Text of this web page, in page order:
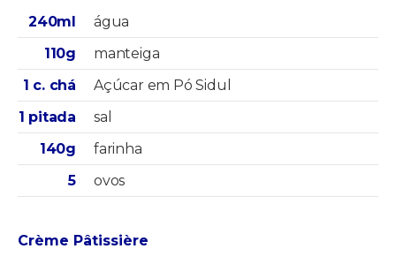
240ml
água
110g
manteiga
1 c. chá
Açúcar em Pó Sidul
1 pitada
sal
140g
farinha
5
ovos
Crème Pâtissière